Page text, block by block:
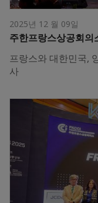
2025년 12 월 09일
주한프랑스상공회의
프랑스와 대한민국,
사